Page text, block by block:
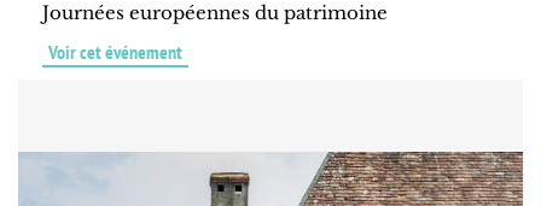
Journées européennes du patrimoine
Voir cet événement